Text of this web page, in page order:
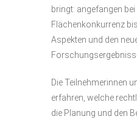
bringt: angefangen bei
Flächenkonkurrenz
Aspekten und den
Die Teilnehmerinnen
erfahren, welche
die Planung und den